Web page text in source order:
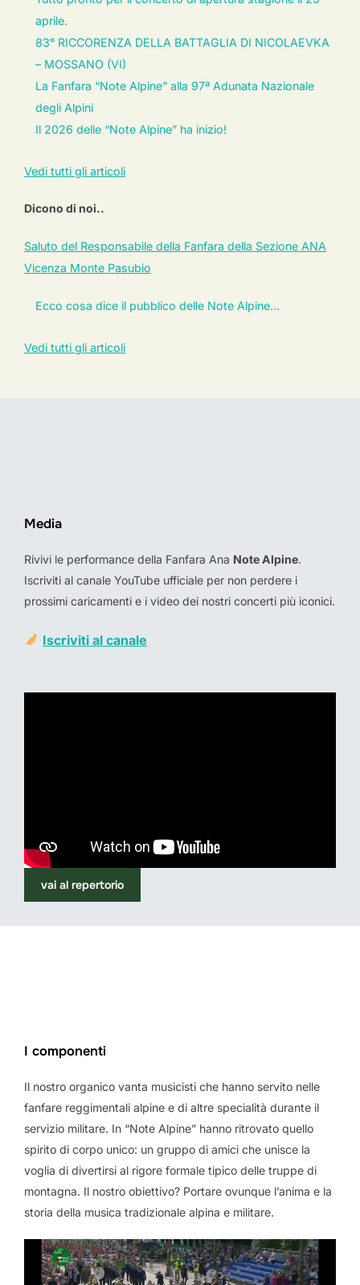
aprile.
83° RICCORENZA DELLA BATTAGLIA DI NICOLAEVKA
– MOSSANO (VI)
La Fanfara “Note Alpine” alla 97ª Adunata Nazionale
degli Alpini
Il 2026 delle “Note Alpine” ha inizio!
Vedi tutti gli articoli
Dicono di noi..
Saluto del Responsabile della Fanfara della Sezione ANA
Vicenza Monte Pasubio
Ecco cosa dice il pubblico delle Note Alpine…
Vedi tutti gli articoli
Media
Rivivi le performance della Fanfara Ana Note Alpine.
Iscriviti al canale YouTube ufficiale per non perdere i
prossimi caricamenti e i video dei nostri concerti più iconici.
Iscriviti al canale
vai al repertorio
I componenti
Il nostro organico vanta musicisti che hanno servito nelle
fanfare reggimentali alpine e di altre specialità durante il
servizio militare. In “Note Alpine” hanno ritrovato quello
spirito di corpo unico: un gruppo di amici che unisce la
voglia di divertirsi al rigore formale tipico delle truppe di
montagna. Il nostro obiettivo? Portare ovunque l’anima e la
storia della musica tradizionale alpina e militare.